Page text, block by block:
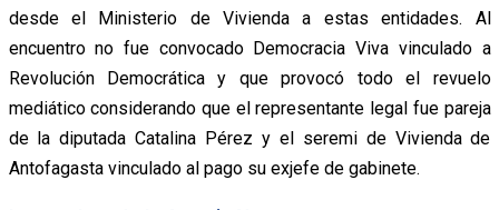
desde el Ministerio de Vivienda a estas entidades. Al
encuentro no fue convocado Democracia Viva vinculado a
Revolución Democrática y que provocó todo el revuelo
mediático considerando que el representante legal fue pareja
de la diputada Catalina Pérez y el seremi de Vivienda de
Antofagasta vinculado al pago su exjefe de gabinete.